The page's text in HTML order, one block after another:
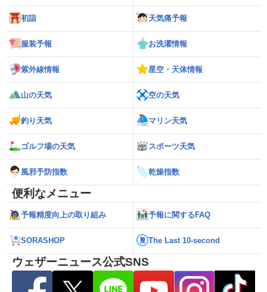
初詣 天気痛予報
服装予報 お洗濯情報
紫外線情報 星空・天体情報
山の天気 空の天気
釣り天気 マリン天気
ゴルフ場の天気 スポーツ天気
風邪予防指数 乾燥指数
便利なメニュー
予報精度向上の取り組み 予報に関するFAQ
SORASHOP The Last 10-second
ウェザーニュース公式SNS